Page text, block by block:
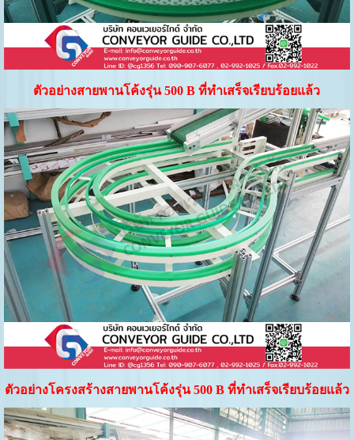
ตัวอย่างสายพานโค้งรุ่น 500B ที่ทำเสร็จเรียบร้อยแล้ว
ตัวอย่างโครงสร้างสายพานโค้งรุ่น 500 B ที่ทำเสร็จเรียบร้อยแล้ว